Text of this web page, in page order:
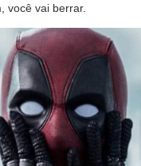
você vai berrar.